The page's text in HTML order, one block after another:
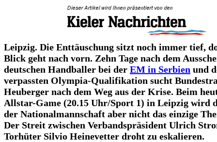
Leipzig. Die Enttäuschung sitzt noch immer tief,
Blick geht nach vorn. Zehn Tage nach dem
deutschen Handballer bei der EM in Serbien und
verpassten Olympia-Qualifikation sucht
Heuberger nach dem Weg aus der Krise. Beim
Allstar-Game (20.15 Uhr/Sport 1) in Leipzig wird
der Nationalmannschaft aber nicht das einzige
Der Streit zwischen Verbandspräsident Ulrich
Torhüter Silvio Heinevetter droht zu eskalieren.